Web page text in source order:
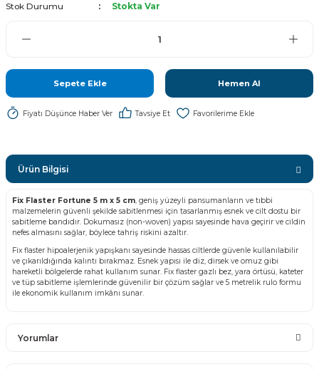
Stok Durumu
Stokta Var
Sepete Ekle Hemen Al
Fiyatı Düşünce Haber Ver Tavsiye Et
Ürün Bilgisi
Fix Flaster Fortune 5 m x 5 cm, geniş yüzeyli pansumanların ve tıbbi
malzemelerin güvenli şekilde sabitlenmesi için tasarlanmış esnek ve cilt dostu bir
sabitleme bandıdır. Dokumasız (non-woven) yapısı sayesinde hava geçirir ve cildin
nefes almasını sağlar, böylece tahriş riskini azaltır.
Fix flaster hipoalerjenik yapışkanı sayesinde hassas ciltlerde güvenle kullanılabilir
ve çıkarıldığında kalıntı bırakmaz. Esnek yapısı ile diz, dirsek ve omuz gibi
hareketli bölgelerde rahat kullanım sunar. Fix flaster gazlı bez, yara örtüsü, kateter
ve tüp sabitleme işlemlerinde güvenilir bir çözüm sağlar ve 5 metrelik rulo formu
ile ekonomik kullanım imkânı sunar.
Yorumlar